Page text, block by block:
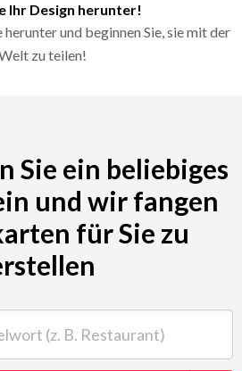
Ihr Design herunter!
und beginnen Sie, sie mit der
zu teilen!
Sie ein beliebiges
und wir fangen
für Sie zu